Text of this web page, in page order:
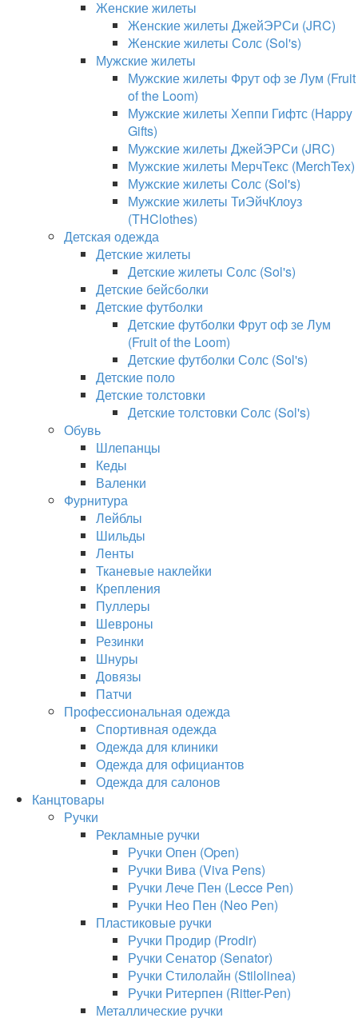
Женские жилеты
Женские жилеты ДжейЭРСи (JRC)
Женские жилеты Солс (Sol's)
Мужские жилеты
Мужские жилеты Фрут оф зе Лум (Fruit
of the Loom)
Мужские жилеты Хеппи Гифтс (Happy
Gifts)
Мужские жилеты ДжейЭРСи (JRC)
Мужские жилеты МерчТекс (MerchTex)
Мужские жилеты Солс (Sol's)
Мужские жилеты ТиЭйчКлоуз
(THClothes)
Детская одежда
Детские жилеты
Детские жилеты Солс (Sol's)
Детские бейсболки
Детские футболки
Детские футболки Фрут оф зе Лум
(Fruit of the Loom)
Детские футболки Солс (Sol's)
Детские поло
Детские толстовки
Детские толстовки Солс (Sol's)
Обувь
Шлепанцы
Кеды
Валенки
Фурнитура
Лейблы
Шильды
Ленты
Тканевые наклейки
Крепления
Пуллеры
Шевроны
Резинки
Шнуры
Довязы
Патчи
Профессиональная одежда
Спортивная одежда
Одежда для клиники
Одежда для официантов
Одежда для салонов
Канцтовары
Ручки
Рекламные ручки
Ручки Опен (Open)
Ручки Вива (Viva Pens)
Ручки Лече Пен (Lecce Pen)
Ручки Нео Пен (Neo Pen)
Пластиковые ручки
Ручки Продир (Prodir)
Ручки Сенатор (Senator)
Ручки Стилолайн (Stilolinea)
Ручки Ритерпен (Ritter-Pen)
Металлические ручки